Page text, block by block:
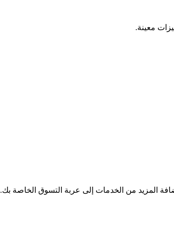
معينة.
المزيد من الخدمات إلى عربة التسوق الخاصة بك.